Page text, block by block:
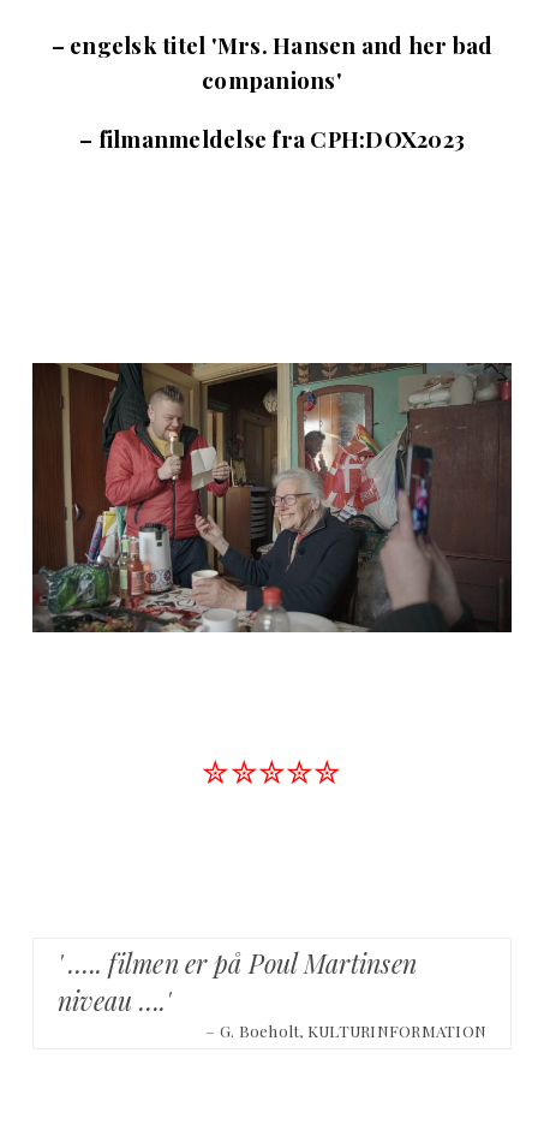
– engelsk titel 'Mrs. Hansen and her bad
companions'
– filmanmeldelse fra CPH:DOX2023
✮✮✮✮✮
' ….. filmen er på Poul Martinsen
niveau ….'
– G. Boeholt, KULTURINFORMATION